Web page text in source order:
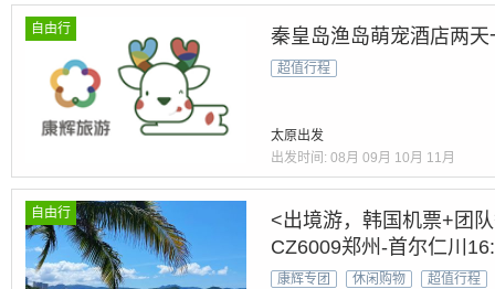
自由行 秦皇岛渔岛萌宠酒店两
超值行程
太原出发
出发时间: 08月 09月 10月 11月
自由行
<出境游，韩国机票+团
CZ6009郑州-首尔仁川
22:45
康辉专团 休闲购物 超值行程